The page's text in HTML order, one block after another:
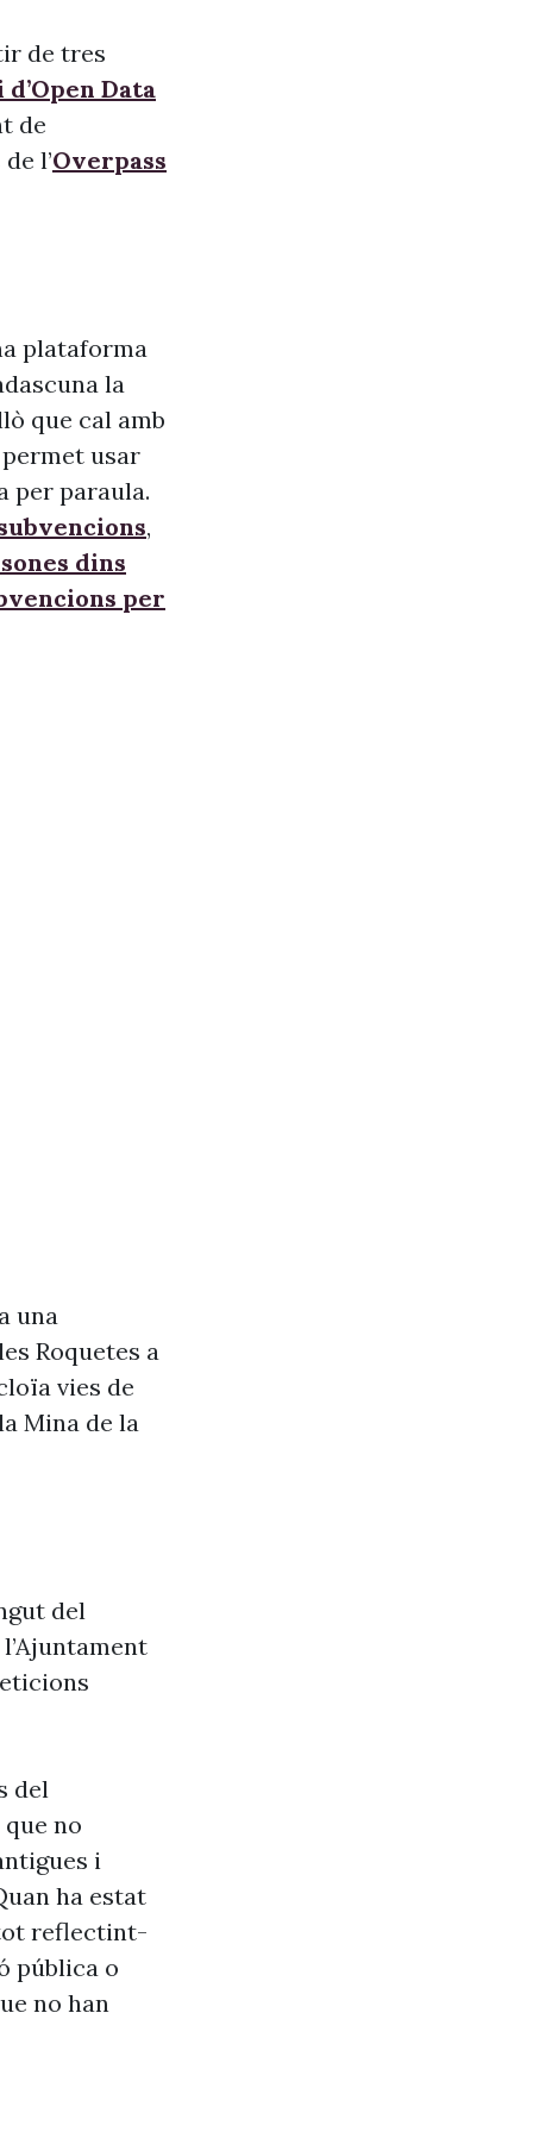
de tres
Data
de
l’Overpass
plataforma
la
que cal amb
usar
per paraula.
,
dins
per
una
Roquetes a
vies de
Mina de la
del
del
no
i
ha estat
tot reflectint-
pública o
no han